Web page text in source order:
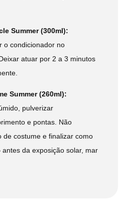
Summer (300ml):
o condicionador no
atuar por 2 a 3 minutos
Summer (260ml):
pulverizar
e pontas. Não
de costume e finalizar como
da exposição solar, mar